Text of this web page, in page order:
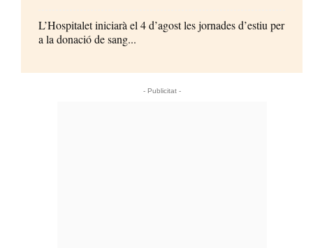
L’Hospitalet iniciarà el 4 d’agost les jornades d’estiu per
a la donació de sang...
- Publicitat -